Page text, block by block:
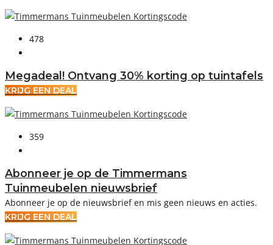
478
Megadeal! Ontvang 30% korting op tuintafels
KRIJG EEN DEAL
359
Abonneer je op de Timmermans
Tuinmeubelen nieuwsbrief
Abonneer je op de nieuwsbrief en mis geen nieuws en acties.
KRIJG EEN DEAL